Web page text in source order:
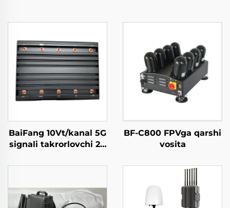
BaiFang 10Vt/kanal 5G
signali takrorlovchi 2G
BF-C800 FPVga qarshi
vosita